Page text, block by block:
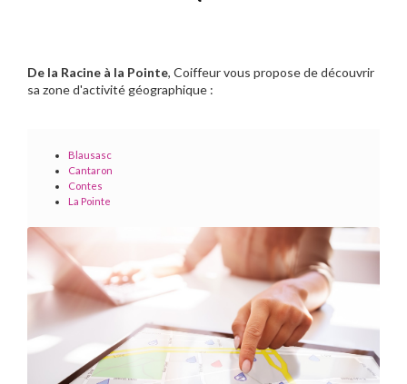
De la Racine à la Pointe, Coiffeur vous propose de découvrir
sa zone d'activité géographique :
Blausasc
Cantaron
Contes
La Pointe